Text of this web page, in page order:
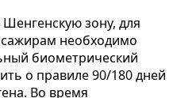
зону, для
необходимо
биометрический
о правиле 90/180 дней
Во время